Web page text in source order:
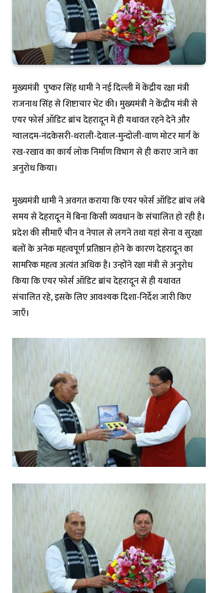
मुख्यमंत्री पुष्कर सिंह धामी ने नई दिल्ली में केंद्रीय रक्षा मंत्री
राजनाथ सिंह से शिष्टाचार भेंट की। मुख्यमंत्री ने केंद्रीय मंत्री से
एयर फोर्स ऑडिट ब्रांच देहरादून में ही यथावत रहने देने और
ग्वालदम-नंदकेसरी-थराली-देवाल-मुन्दोली-वाण मोटर मार्ग के
रख-रखाव का कार्य लोक निर्माण विभाग से ही कराए जाने का
अनुरोध किया।
मुख्यमंत्री धामी ने अवगत कराया कि एयर फोर्स ऑडिट ब्रांच लंबे
समय से देहरादून में बिना किसी व्यवधान के संचालित हो रही है।
प्रदेश की सीमाएँ चीन व नेपाल से लगने तथा यहां सेना व सुरक्षा
बलों के अनेक महत्वपूर्ण प्रतिष्ठान होने के कारण देहरादून का
सामरिक महत्व अत्यंत अधिक है। उन्होंने रक्षा मंत्री से अनुरोध
किया कि एयर फोर्स ऑडिट ब्रांच देहरादून से ही यथावत
संचालित रहे, इसके लिए आवश्यक दिशा-निर्देश जारी किए
जाएँ।